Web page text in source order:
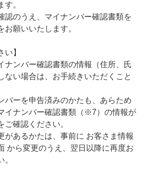
す。
認のうえ、マイナンバー確認書類を
お願いいたします。
い】
ナンバー確認書類の情報（住所、氏
ない場合は、お手続きいただくこと
バーを申告済みのかたも、あらため
イナンバー確認書類（※7）の情報が
ご確認ください。
があるかたは、事前に お客さま情報
から変更のうえ、翌日以降に再度お